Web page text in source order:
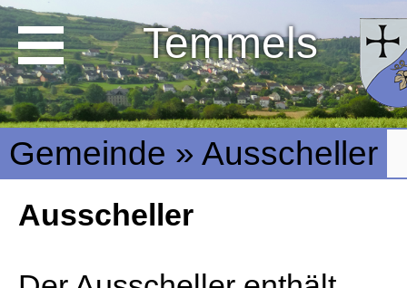
Temmels
Gemeinde » Ausscheller
Ausscheller